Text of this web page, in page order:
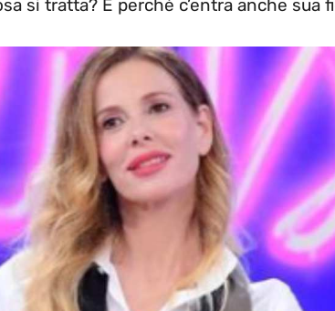
si tratta? E perché c’entra anche sua